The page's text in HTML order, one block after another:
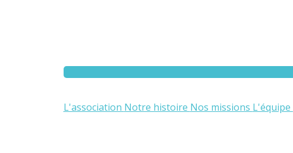
L'association Notre histoire Nos missions L'équipe